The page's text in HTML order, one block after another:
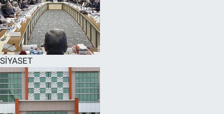
SİYASET